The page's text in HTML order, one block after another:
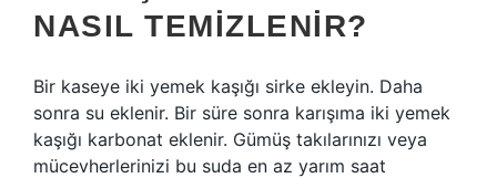
NASIL TEMIZLENIR?
Bir kaseye iki yemek kaşığı sirke ekleyin. Daha
sonra su eklenir. Bir süre sonra karışıma iki yemek
kaşığı karbonat eklenir. Gümüş takılarınızı veya
mücevherlerinizi bu suda en az yarım saat